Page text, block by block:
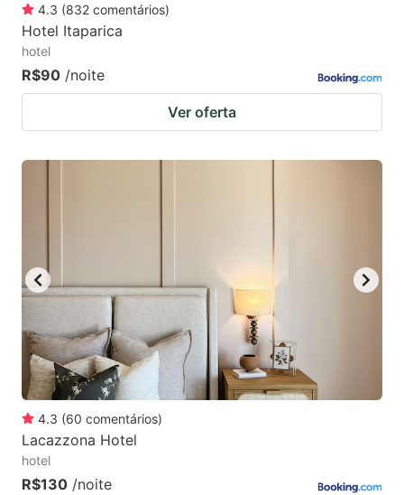
4.3 (832 comentários)
Hotel Itaparica
hotel
R$90 /noite
Ver oferta
4.3 (60 comentários)
Lacazzona Hotel
hotel
R$130 /noite